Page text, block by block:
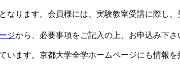
ります。会員様には、実験教室受講に際し
ジから、必要事項をご記入の上、お申込み下さ
います。京都大学全学ホームページにも情報を